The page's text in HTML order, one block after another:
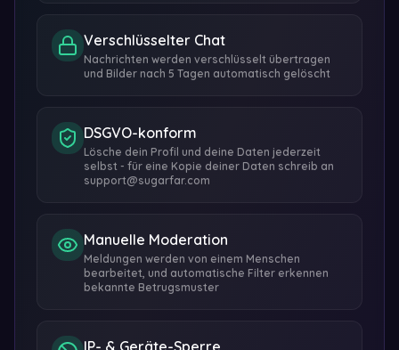
Verschlüsselter Chat
Nachrichten werden verschlüsselt übertragen
und Bilder nach 5 Tagen automatisch gelöscht
DSGVO-konform
Lösche dein Profil und deine Daten jederzeit
selbst - für eine Kopie deiner Daten schreib an
support@sugarfar.com
Manuelle Moderation
Meldungen werden von einem Menschen
bearbeitet, und automatische Filter erkennen
bekannte Betrugsmuster
IP- & Geräte-Sperre